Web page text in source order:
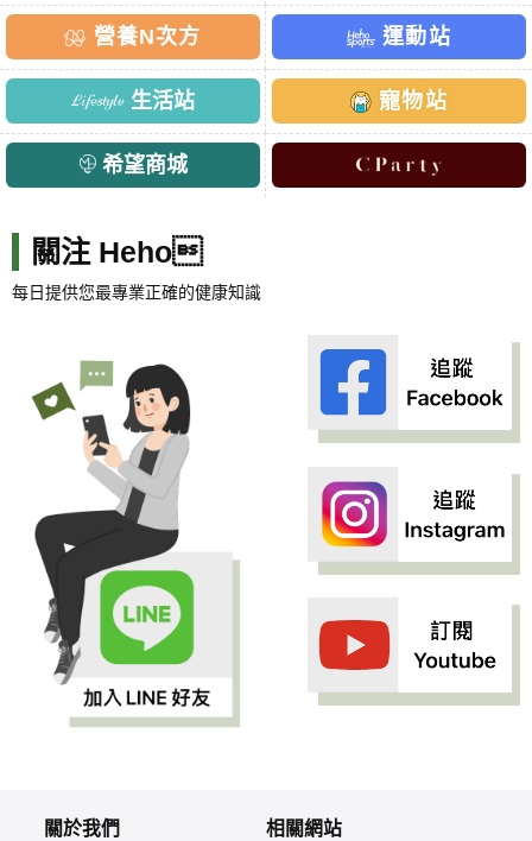
營養N次方 運動站
生活站 寵物站
希望商城
關注 Heho
每日提供您最專業正確的健康知識
關於我們 相關網站